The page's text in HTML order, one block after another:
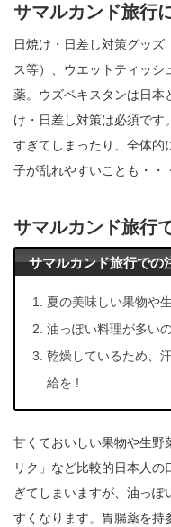
サマルカンド旅行
日焼け・日差し対策グッズ
ス等）、ウエットティッ
薬。ウズベキスタンは日本
け・日差し対策は必須です
すぎてしまったり、全体的
子が乱れやすいことも・・
サマルカンド旅行
サマルカンド旅行での
夏の美味しい果物や
油っぽい料理が多い
乾燥しているため、
給を !
甘くておいしい果物や生野
リク」など比較的日本人
ぎてしまいますが、油っ
すくなります。胃腸薬を持